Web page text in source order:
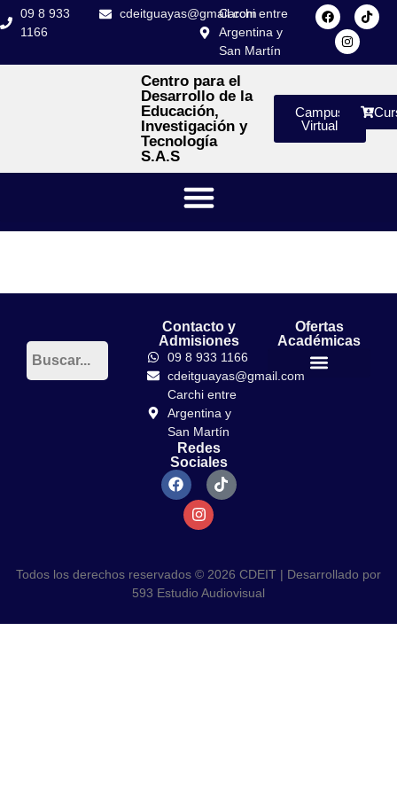
09 8 933
1166
cdeitguayas@gmail.com
Carchi entre
Argentina y
San Martín
Centro para el
Desarrollo de la
Educación,
Investigación y
Tecnología
S.A.S
Campus
Virtual
Contacto y
Admisiones
09 8 933 1166
cdeitguayas@gmail.com
Carchi entre
Argentina y
San Martín
Redes
Sociales
Ofertas
Académicas
Todos los derechos reservados © 2026 CDEIT | Desarrollado por
593 Estudio Audiovisual